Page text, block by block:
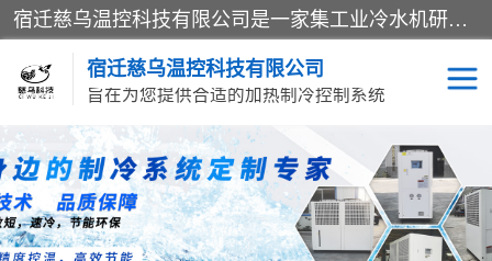
宿迁慈乌温控科技有限公司是一家集工业冷水机研发、制造、营销、服务于一体的技术生产型企业，经营范围包括：冷水机、螺杆式冷水机组、工业冷水机、水冷式冷水机、风冷式冷水机组、风冷螺杆式冷冻机组、冷冻机、注塑专用冷水机、混泥土专用冷水机、低温防爆冷水机组等。专业温控设备供应商 模温机/冷水机/导热油炉定制服务等
宿迁慈乌温控科技有限公司
旨在为您提供合适的加热制冷控制系统
冷水机 模温机
导热油加热器